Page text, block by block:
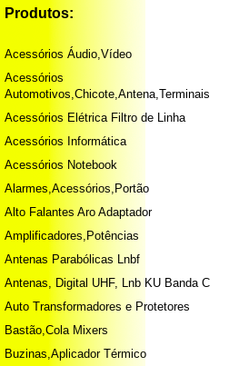
Produtos:
Acessórios Áudio,Vídeo
Acessórios
Automotivos,Chicote,Antena,Terminais
Acessórios Elétrica Filtro de Linha
Acessórios Informática
Acessórios Notebook
Alarmes,Acessórios,Portão
Alto Falantes Aro Adaptador
Amplificadores,Potências
Antenas Parabólicas Lnbf
Antenas, Digital UHF, Lnb KU Banda C
Auto Transformadores e Protetores
Bastão,Cola Mixers
Buzinas,Aplicador Térmico